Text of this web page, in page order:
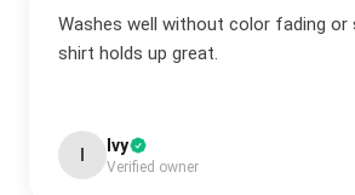
Washes well without color fading or
shirt holds up great.
Ivy
Verified owner